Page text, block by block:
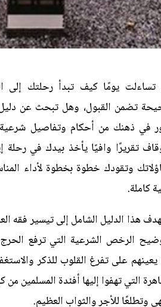
يومًا كيف تبدأ رحلتك إلى
تضمن القبول، وهل تبحث عن
في ذهنك من أحكام وتفاصيل شرعية
تقريرًا وافيًا يأخذ بيدك في رحلة
وتقودك خطوة بخطوة لأداء
كاملة.
هذا الدليل الشامل إلى تيسير فقه
الرخص الشرعية التي ترفع
يعينهم على تفرغ القلوب للذكر
التي تهفوا إليها أفئدة المسلمين
وتطلعًا للأجر والثواب العظيم.